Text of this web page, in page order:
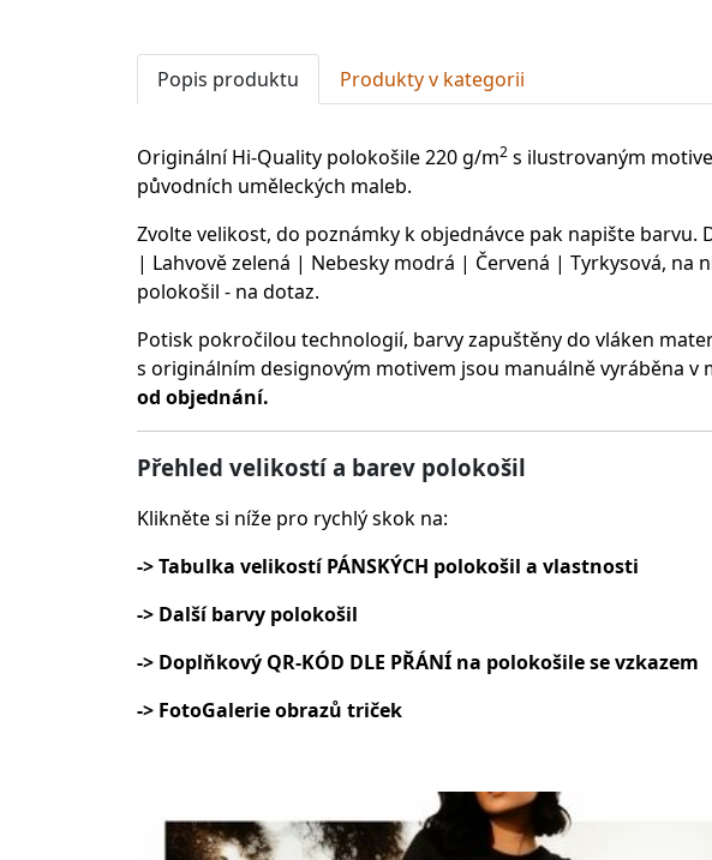
Popis produktu Produkty v kategorii
Originální Hi-Quality polokošile 220 g/m2 s ilustrovaným
původních uměleckých maleb.
Zvolte velikost, do poznámky k objednávce pak napište
| Lahvově zelená | Nebesky modrá | Červená | Tyrkysová,
polokošil - na dotaz.
Potisk pokročilou technologií, barvy zapuštěny do vláken
s originálním designovým motivem jsou manuálně vyráběna v
od objednání.
Přehled velikostí a barev polokošil
Klikněte si níže pro rychlý skok na:
-> Tabulka velikostí PÁNSKÝCH polokošil a vlastnosti
-> Další barvy polokošil
-> Doplňkový QR-KÓD DLE PŘÁNÍ na polokošile se vzkazem
-> FotoGalerie obrazů triček